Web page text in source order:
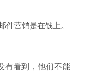
件营销是在钱上。
有看到，他们不能